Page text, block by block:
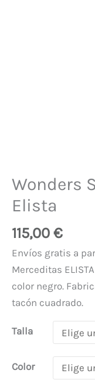
Wonders
Elista
115,00 €
Envíos gratis a
Merceditas
color negro.
tacón cuadrado.
Talla
Color